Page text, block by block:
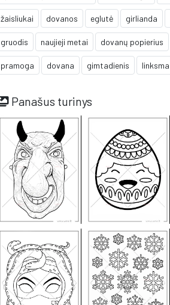
žaisliukai dovanos eglutė girlianda
gruodis naujieji metai dovanų popierius
pramoga dovana gimtadienis linksma
Panašus turinys